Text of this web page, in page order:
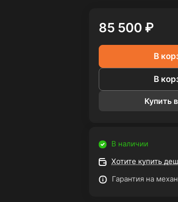
85 500 ₽
В
В
Купить
В наличии
Хотите купить
Гарантия на